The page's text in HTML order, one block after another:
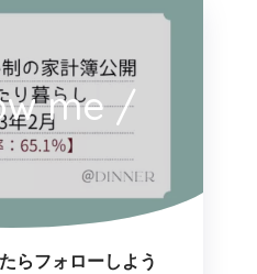
me /
らフォローしよう